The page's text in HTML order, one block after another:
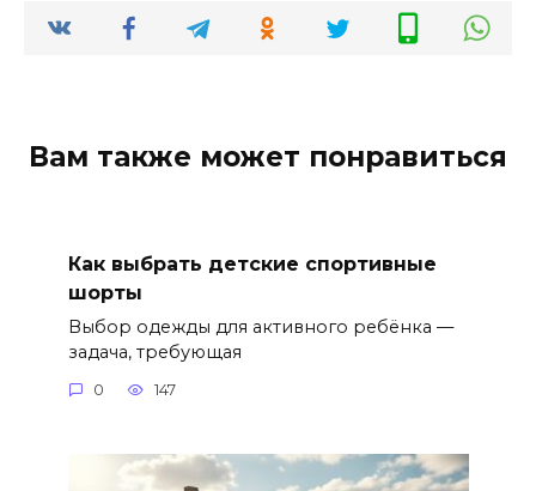
Вам также может понравиться
Как выбрать детские спортивные
шорты
Выбор одежды для активного ребёнка —
задача, требующая
0 147